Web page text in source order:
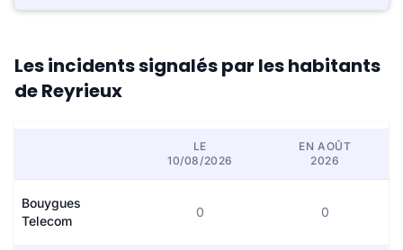
Les incidents signalés par les habitants
de Reyrieux
LE
10/08/2026
EN AOÛT
2026
Bouygues
Telecom
0 0